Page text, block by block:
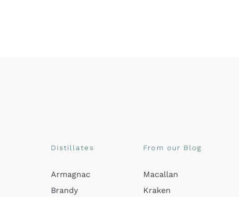
Distillates
Armagnac
Brandy
From our Blog
Macallan
Kraken